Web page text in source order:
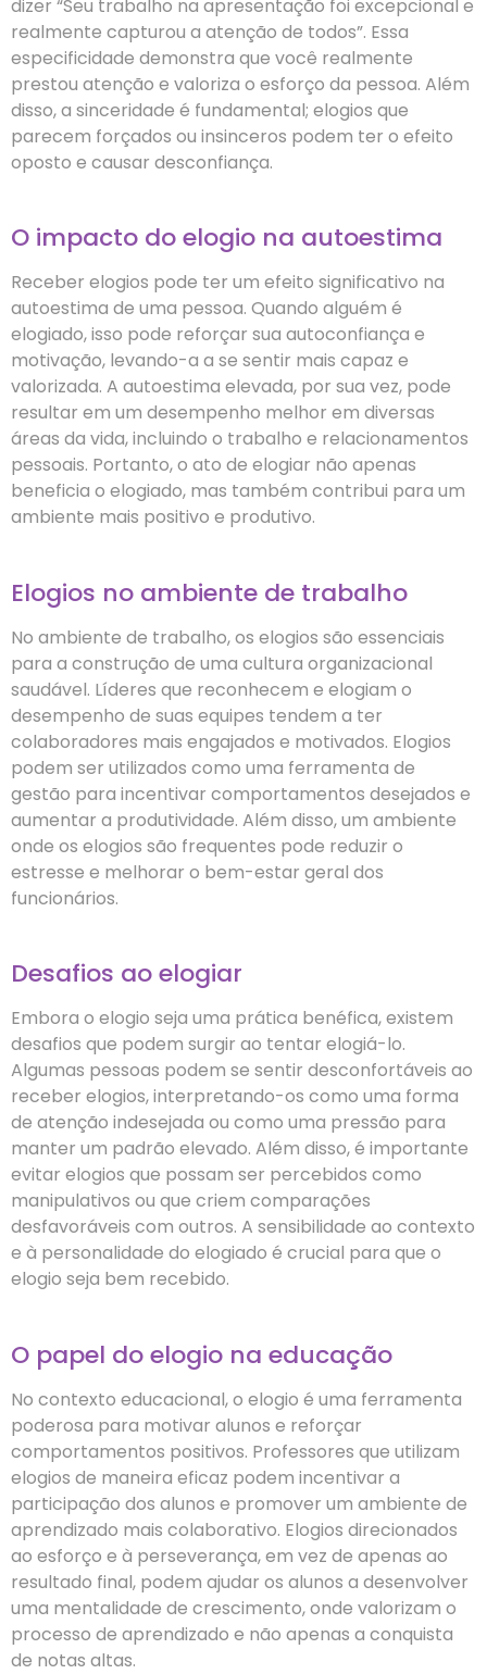
dizer “Seu trabalho na apresentação foi excepcional e
realmente capturou a atenção de todos”. Essa
especificidade demonstra que você realmente
prestou atenção e valoriza o esforço da pessoa. Além
disso, a sinceridade é fundamental; elogios que
parecem forçados ou insinceros podem ter o efeito
oposto e causar desconfiança.
O impacto do elogio na autoestima
Receber elogios pode ter um efeito significativo na
autoestima de uma pessoa. Quando alguém é
elogiado, isso pode reforçar sua autoconfiança e
motivação, levando-a a se sentir mais capaz e
valorizada. A autoestima elevada, por sua vez, pode
resultar em um desempenho melhor em diversas
áreas da vida, incluindo o trabalho e relacionamentos
pessoais. Portanto, o ato de elogiar não apenas
beneficia o elogiado, mas também contribui para um
ambiente mais positivo e produtivo.
Elogios no ambiente de trabalho
No ambiente de trabalho, os elogios são essenciais
para a construção de uma cultura organizacional
saudável. Líderes que reconhecem e elogiam o
desempenho de suas equipes tendem a ter
colaboradores mais engajados e motivados. Elogios
podem ser utilizados como uma ferramenta de
gestão para incentivar comportamentos desejados e
aumentar a produtividade. Além disso, um ambiente
onde os elogios são frequentes pode reduzir o
estresse e melhorar o bem-estar geral dos
funcionários.
Desafios ao elogiar
Embora o elogio seja uma prática benéfica, existem
desafios que podem surgir ao tentar elogiá-lo.
Algumas pessoas podem se sentir desconfortáveis ao
receber elogios, interpretando-os como uma forma
de atenção indesejada ou como uma pressão para
manter um padrão elevado. Além disso, é importante
evitar elogios que possam ser percebidos como
manipulativos ou que criem comparações
desfavoráveis com outros. A sensibilidade ao contexto
e à personalidade do elogiado é crucial para que o
elogio seja bem recebido.
O papel do elogio na educação
No contexto educacional, o elogio é uma ferramenta
poderosa para motivar alunos e reforçar
comportamentos positivos. Professores que utilizam
elogios de maneira eficaz podem incentivar a
participação dos alunos e promover um ambiente de
aprendizado mais colaborativo. Elogios direcionados
ao esforço e à perseverança, em vez de apenas ao
resultado final, podem ajudar os alunos a desenvolver
uma mentalidade de crescimento, onde valorizam o
processo de aprendizado e não apenas a conquista
de notas altas.